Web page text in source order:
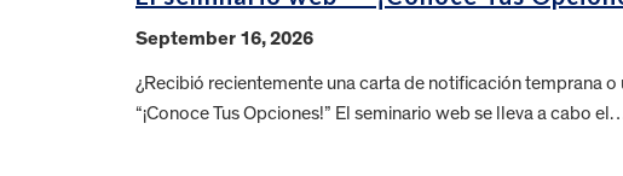
September 16, 2026
¿Recibió recientemente una carta de notificación temprana
“¡Conoce Tus Opciones!” El seminario web se lleva a cabo